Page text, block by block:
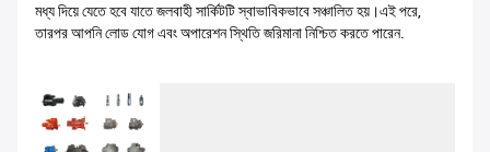
মধ্য দিয়ে যেতে হবে যাতে জলবাহী সার্কিটটি স্বাভাবিকভাবে সঞ্চালিত হয়।এই পরে,
তারপর আপনি লোড যোগ এবং অপারেশন স্থিতি জরিমানা নিশ্চিত করতে পারেন.